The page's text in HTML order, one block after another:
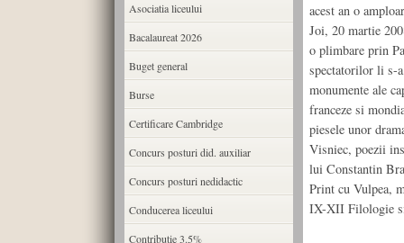
acest an o
Joi, 20 martie
o plimbare prin
spectatorilor li s-
monumente ale
franceze si
piesele unor
Visniec, poezii
lui Constantin
Print cu Vulpea,
IX-XII Filologie
Asociatia liceului
Bacalaureat 2026
Buget general
Burse
Certificare Cambridge
Concurs posturi did. auxiliar
Concurs posturi nedidactic
Conducerea liceului
Contributie 3.5%